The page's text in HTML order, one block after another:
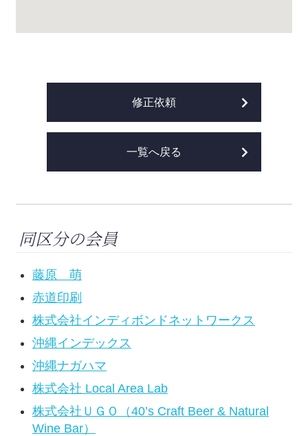
修正依頼
一覧へ戻る
同区分の会員
藤原 萌
赤道印刷
株式会社インディボンドネットワークス
沖縄インデックス
沖縄ナガハマ
株式会社 Local Area Lab
株式会社ＵＧＯ（40’s Craft Beer & Natural
Wine Bar）